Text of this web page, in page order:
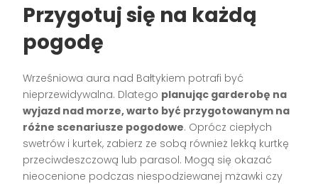
Przygotuj się na każdą
pogodę
Wrześniowa aura nad Bałtykiem potrafi być
nieprzewidywalna. Dlatego planując garderobę na
wyjazd nad morze, warto być przygotowanym na
różne scenariusze pogodowe. Oprócz ciepłych
swetrów i kurtek, zabierz ze sobą również lekką kurtkę
przeciwdeszczową lub parasol. Mogą się okazać
nieocenione podczas niespodziewanej mżawki czy